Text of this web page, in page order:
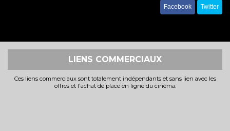
Facebook Twitter
LIENS COMMERCIAUX
Ces liens commerciaux sont totalement indépendants et sans lien avec les
offres et l'achat de place en ligne du cinéma.